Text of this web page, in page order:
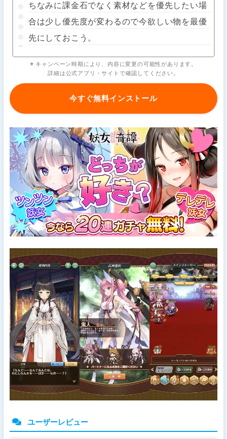
ちなみに課金石でなく素材などを優先したい場
合は少し優先度が変わるので今欲しい物を最優
先にしておこう。
※ キャンペーン時期により、内容に変更の可能性があります。
詳細は公式アプリ・サイトで確認してください。
今すぐ無料インストール
ユーザーレビュー